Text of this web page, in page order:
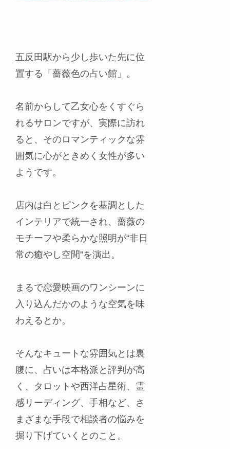
五反田駅から少し歩いた先に位
置する「薔薇色の占い館」。
名前からして乙女心をくすぐら
れるサロンですが、実際に訪れ
ると、そのロマンティックな雰
囲気に心がときめく女性が多い
ようです。
店内は白とピンクを基調とした
インテリアで統一され、薔薇の
モチーフや柔らかな照明が“非日
常の癒やし空間”を演出。
まるで恋愛映画のワンシーンに
入り込んだかのような空気を味
わえるとか。
そんなキュートな雰囲気とは裏
腹に、占いは本格派と評判が高
く、タロットや西洋占星術、霊
感リーディング、手相など、さ
まざまな手段で相談者の悩みを
掘り下げていくとのこと。